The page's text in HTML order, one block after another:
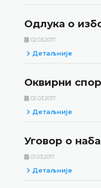
Одлука о
02.03.2017.
Детаљније
Оквирни
02.03.2017.
Детаљније
Уговор о
01.03.2017.
Детаљније